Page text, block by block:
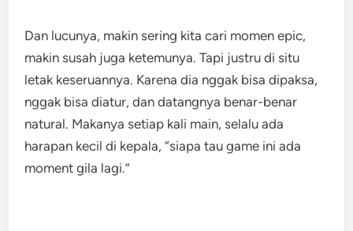
Dan lucunya, makin sering kita cari momen epic,
makin susah juga ketemunya. Tapi justru di situ
letak keseruannya. Karena dia nggak bisa dipaksa,
nggak bisa diatur, dan datangnya benar-benar
natural. Makanya setiap kali main, selalu ada
harapan kecil di kepala, “siapa tau game ini ada
moment gila lagi.”